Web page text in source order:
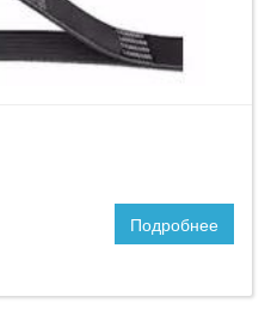
Подробнее